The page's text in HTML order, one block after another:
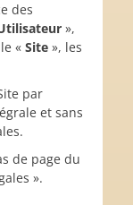
des
»,
« Site », les
par
et sans
de page du
».